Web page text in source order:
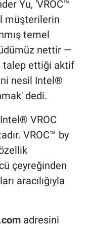
Yu, 'VROC™
müşterilerin
temel
nettir —
talep ettiği aktif
nesil Intel®
dedi.
VROC
VROC™ by
çeyreğinden
aracılığıyla
adresini